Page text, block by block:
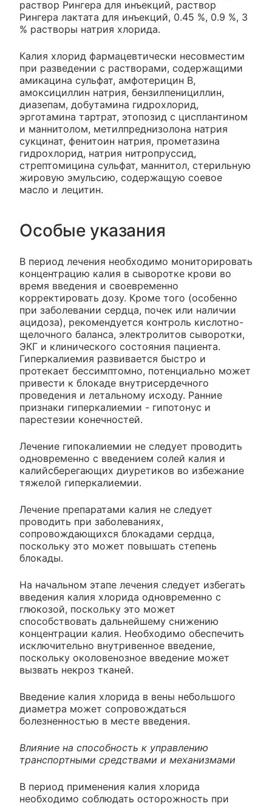
раствор Рингера для инъекций, раствор
Рингера лактата для инъекций, 0.45 %, 0.9 %, 3
% растворы натрия хлорида.
Калия хлорид фармацевтически несовместим
при разведении с растворами, содержащими
амикацина сульфат, амфотерицин В,
амоксициллин натрия, бензилпенициллин,
диазепам, добутамина гидрохлорид,
эрготамина тартрат, этопозид с цисплантином
и маннитолом, метилпреднизолона натрия
сукцинат, фенитоин натрия, прометазина
гидрохлорид, натрия нитропруссид,
стрептомицина сульфат, маннитол, стерильную
жировую эмульсию, содержащую соевое
масло и лецитин.
Особые указания
В период лечения необходимо мониторировать
концентрацию калия в сыворотке крови во
время введения и своевременно
корректировать дозу. Кроме того (особенно
при заболевании сердца, почек или наличии
ацидоза), рекомендуется контроль кислотно-
щелочного баланса, электролитов сыворотки,
ЭКГ и клинического состояния пациента.
Гиперкалиемия развивается быстро и
протекает бессимптомно, потенциально может
привести к блокаде внутрисердечного
проведения и летальному исходу. Ранние
признаки гиперкалиемии - гипотонус и
парестезии конечностей.
Лечение гипокалиемии не следует проводить
одновременно с введением солей калия и
калийсберегающих диуретиков во избежание
тяжелой гиперкалиемии.
Лечение препаратами калия не следует
проводить при заболеваниях,
сопровождающихся блокадами сердца,
поскольку это может повышать степень
блокады.
На начальном этапе лечения следует избегать
введения калия хлорида одновременно с
глюкозой, поскольку это может
способствовать дальнейшему снижению
концентрации калия. Необходимо обеспечить
исключительно внутривенное введение,
поскольку околовенозное введение может
вызвать некроз тканей.
Введение калия хлорида в вены небольшого
диаметра может сопровождаться
болезненностью в месте введения.
Влияние на способность к управлению
транспортными средствами и механизмами
В период применения калия хлорида
необходимо соблюдать осторожность при